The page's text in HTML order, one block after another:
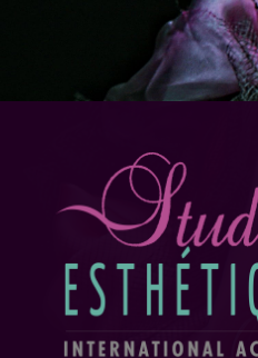
Salta al contenido principal